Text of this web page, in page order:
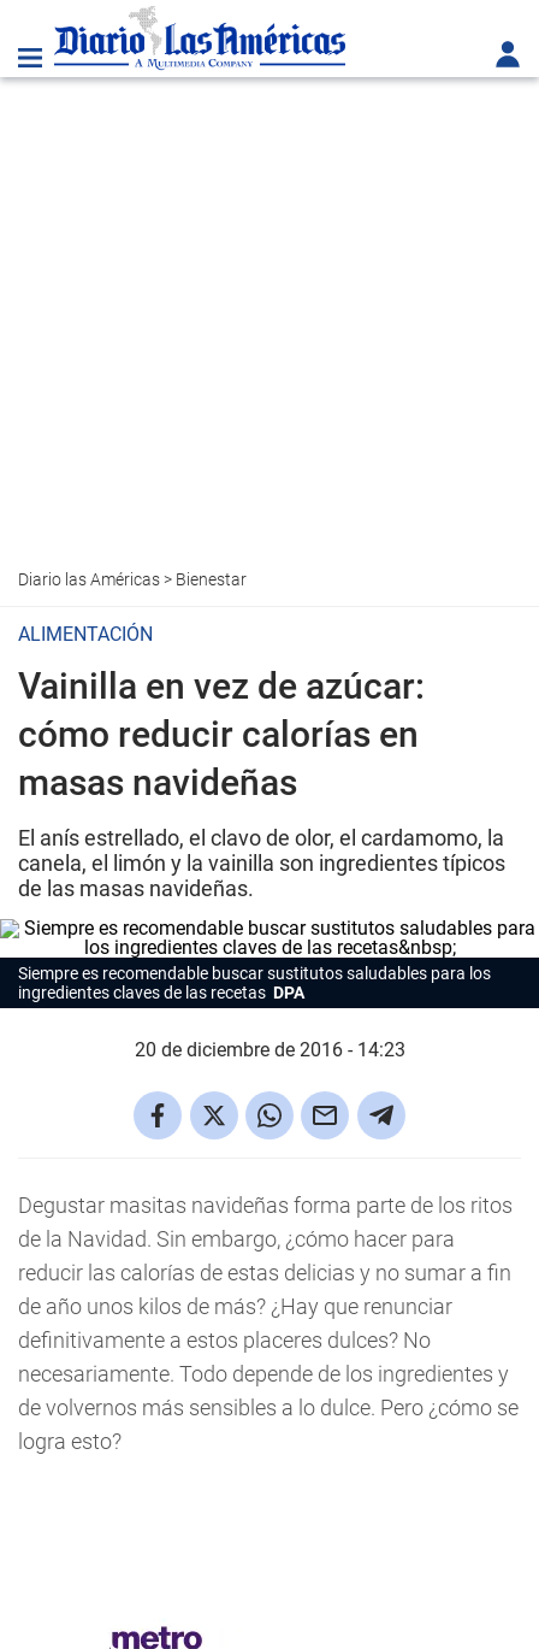
Diario las Américas> Bienestar
ALIMENTACIÓN
Vainilla en vez de azúcar:
cómo reducir calorías en
masas navideñas
El anís estrellado, el clavo de olor, el cardamomo, la
canela, el limón y la vainilla son ingredientes típicos
de las masas navideñas.
Siempre es recomendable buscar sustitutos saludables para los
ingredientes claves de las recetas DPA
20 de diciembre de 2016 - 14:23
Degustar masitas navideñas forma parte de los ritos
de la Navidad. Sin embargo, ¿cómo hacer para
reducir las calorías de estas delicias y no sumar a fin
de año unos kilos de más? ¿Hay que renunciar
definitivamente a estos placeres dulces? No
necesariamente. Todo depende de los ingredientes y
de volvernos más sensibles a lo dulce. Pero ¿cómo se
logra esto?